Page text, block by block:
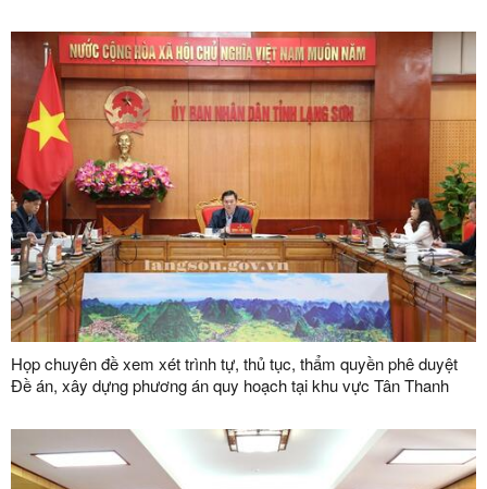
Họp chuyên đề xem xét trình tự, thủ tục, thẩm quyền phê duyệt
Đề án, xây dựng phương án quy hoạch tại khu vực Tân Thanh